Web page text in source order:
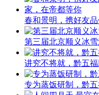
春和景明，携好友
第三届北京顺义冰
讲究不将就，黔五
专为蒸饭研制，黔